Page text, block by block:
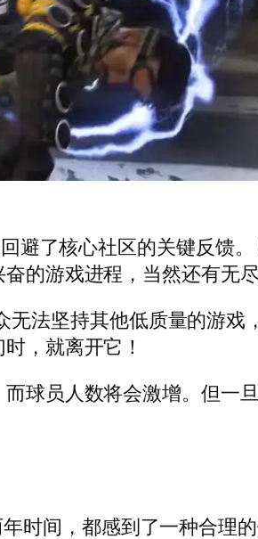
避了核心社区的关键反馈
的游戏进程，当然还有无
法坚持其他低质量的游戏
，就离开它！
球员人数将会激增。但一
时间，都感到了一种合理